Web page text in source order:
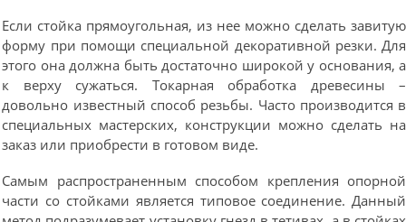
Если стойка прямоугольная, из нее можно сделать завитую
форму при помощи специальной декоративной резки. Для
этого она должна быть достаточно широкой у основания, а
к верху сужаться. Токарная обработка древесины –
довольно известный способ резьбы. Часто производится в
специальных мастерских, конструкции можно сделать на
заказ или приобрести в готовом виде.
Самым распространенным способом крепления опорной
части со стойками является типовое соединение. Данный